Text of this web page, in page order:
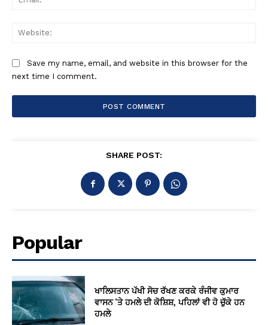
Save my name, email, and website in this browser for the
next time I comment.
SHARE POST:
Popular
ਖਾਲਿਸਤਾਨ ਪੱਖੀ ਸੋਚ ਰੱਖਣ ਕਰਕੇ ਰੰਜੀਵ ਕੁਮਾਰ
ਵਾਸਨ ‘ਤੇ ਹਮਲੇ ਦੀ ਕੋਸ਼ਿਸ਼, ਪਹਿਲਾਂ ਵੀ ਹੋ ਚੁੱਕੇ ਹਨ
ਹਮਲੇ